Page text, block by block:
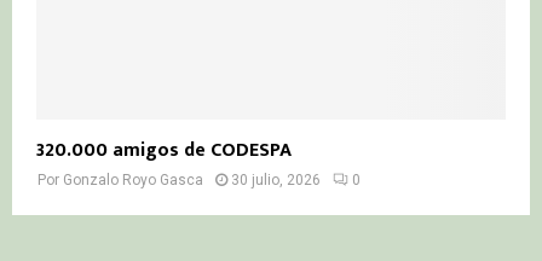
320.000 amigos de CODESPA
Por Gonzalo Royo Gasca 30 julio, 2026 0